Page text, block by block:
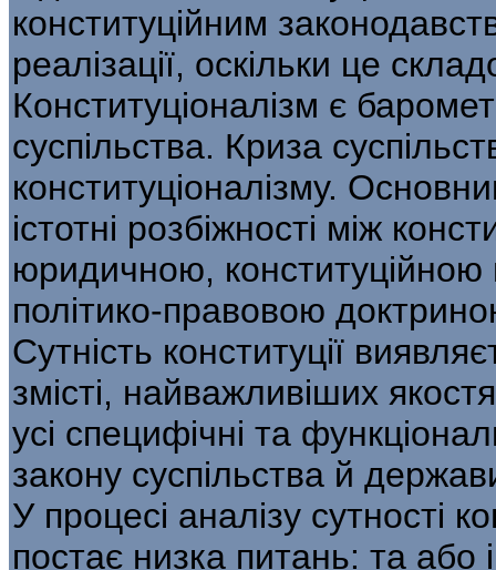
конституційним
реалізації, оскільки це
Конституціоналізм є
суспільства. Криза
конституціоналізму.
істотні розбіжності між
юридичною, конституційною
політико-правовою
Сутність конституції
змісті, найважливіших
усі специфічні та
закону суспільства й
У процесі аналізу сутності
постає низка питань: та або